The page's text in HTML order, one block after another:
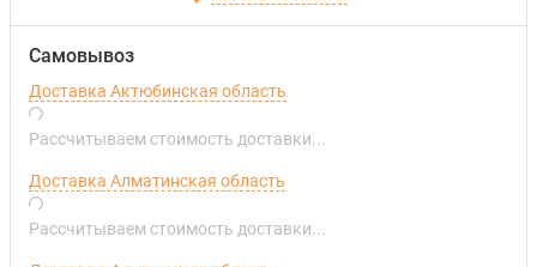
Самовывоз
Доставка Актюбинская область
Рассчитываем стоимость доставки...
Доставка Алматинская область
Рассчитываем стоимость доставки...